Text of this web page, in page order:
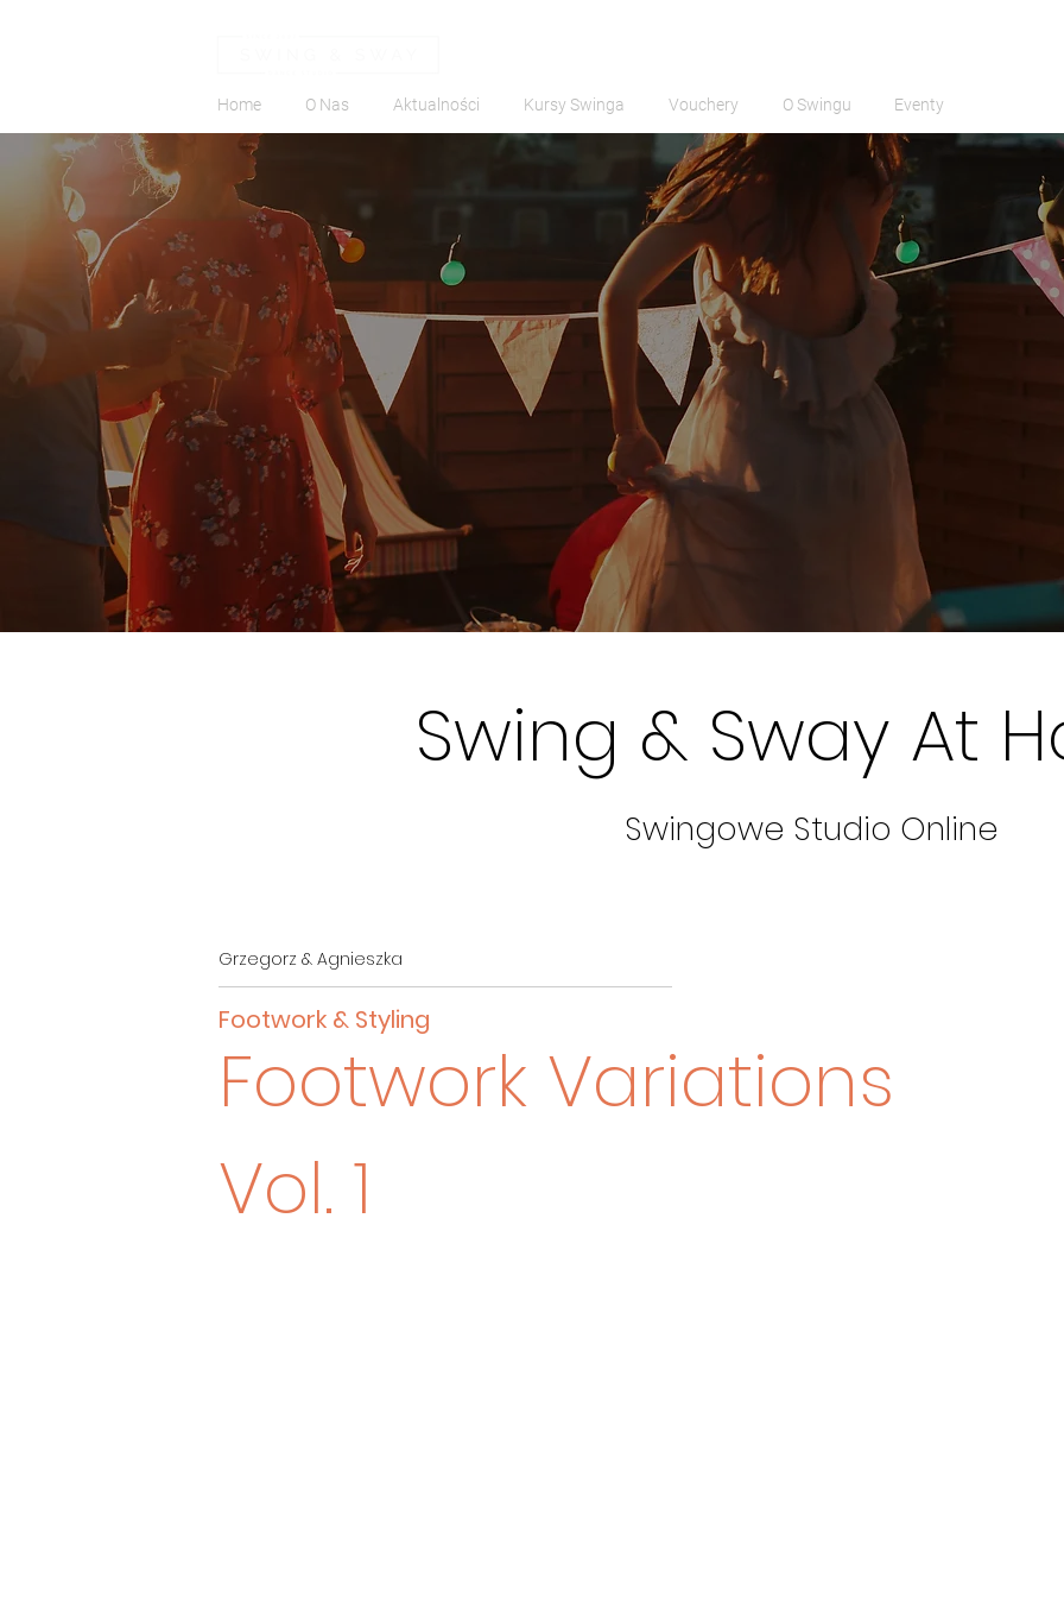
Home O Nas Aktualności Kursy Swinga Vouchery O Swingu Eventy
Swing & Sway At
Swingowe Studio Online
Grzegorz & Agnieszka
Footwork & Styling
Footwork Variations
Vol. 1